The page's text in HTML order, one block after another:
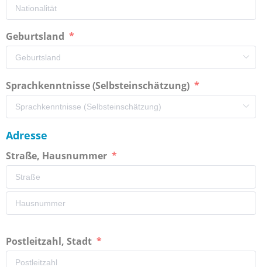
Geburtsland
Sprachkenntnisse (Selbsteinschätzung)
Adresse
Straße, Hausnummer
Postleitzahl, Stadt